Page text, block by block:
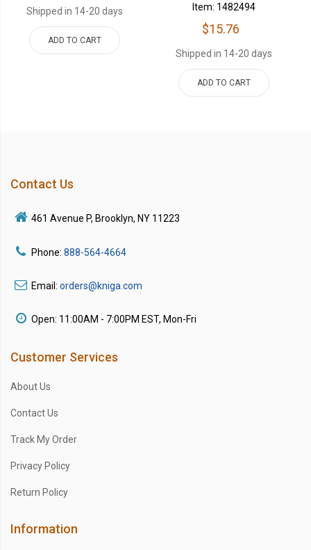
Shipped in 14-20 days
ADD TO CART
Item: 1482494
$15.76
Shipped in 14-20 days
ADD TO CART
Contact Us
461 Avenue P, Brooklyn, NY 11223
Phone: 888-564-4664
Email: orders@kniga.com
Open: 11:00AM - 7:00PM EST, Mon-Fri
Customer Services
About Us
Contact Us
Track My Order
Privacy Policy
Return Policy
Information